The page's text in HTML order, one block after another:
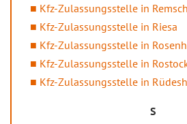
Kfz-Zulassungsstelle in
Kfz-Zulassungsstelle in Riesa
Kfz-Zulassungsstelle in
Kfz-Zulassungsstelle in
Kfz-Zulassungsstelle in
S